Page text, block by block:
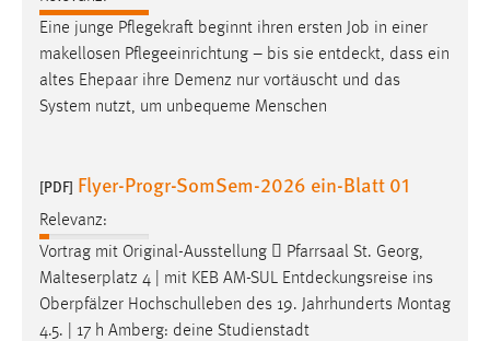
Eine junge Pflegekraft beginnt ihren ersten Job in einer
makellosen Pflegeeinrichtung – bis sie entdeckt, dass ein
altes Ehepaar ihre Demenz nur vortäuscht und das
System nutzt, um unbequeme Menschen
[PDF] Flyer-Progr-SomSem-2026 ein-Blatt 01
Relevanz:
Vortrag mit Original-Ausstellung  Pfarrsaal St. Georg,
Malteserplatz 4 | mit KEB AM-SUL Entdeckungsreise ins
Oberpfälzer Hochschulleben des 19. Jahrhunderts Montag
4.5. | 17 h Amberg: deine Studienstadt
Conversion-Tracking
Cookie Laufzeit:
3 Monate
Name:
_fbp
Anbieter:
Facebook
Zweck: